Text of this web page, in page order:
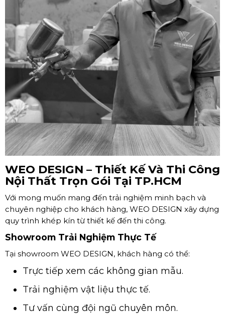
WEO DESIGN – Thiết Kế Và Thi Công
Nội Thất Trọn Gói Tại TP.HCM
Với mong muốn mang đến trải nghiệm minh bạch và
chuyên nghiệp cho khách hàng, WEO DESIGN xây dựng
quy trình khép kín từ thiết kế đến thi công.
Showroom Trải Nghiệm Thực Tế
Tại showroom WEO DESIGN, khách hàng có thể:
Trực tiếp xem các không gian mẫu.
Trải nghiệm vật liệu thực tế.
Tư vấn cùng đội ngũ chuyên môn.